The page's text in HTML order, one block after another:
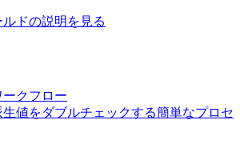
ドの説明を見る
クフロー
値をダブルチェックする簡単なプロセ